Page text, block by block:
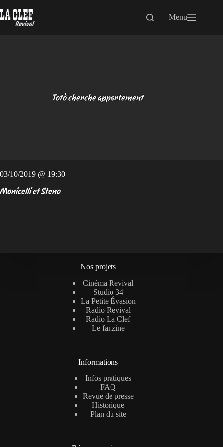
au
contenu
Menu
Totò cherche appartement
03/10/2019 @ 19:30
Monicelli et Steno
Nos projets
Cinéma Revival
Studio 34
La Petite Évasion
Radio Revival
Radio La Clef
Le fanzine
Informations
Infos pratiques
FAQ
Revue de presse
Historique
Plan du site